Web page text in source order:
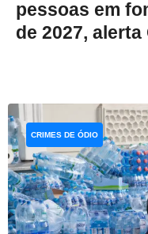
pessoas em
de 2027, alerta
CRIMES DE ÓDIO